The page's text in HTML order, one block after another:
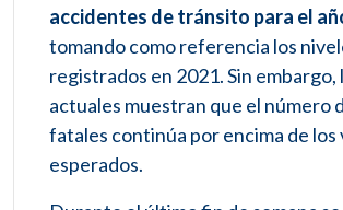
accidentes de tránsito para el
tomando como referencia los
registrados en 2021. Sin embargo,
actuales muestran que el número
fatales continúa por encima de los
esperados.